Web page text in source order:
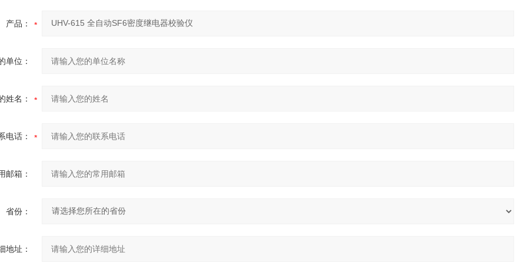
产品：
单位：
姓名：
电话：
邮箱：
省份：
地址：